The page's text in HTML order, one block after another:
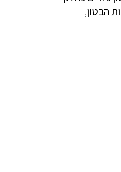
הבטון,